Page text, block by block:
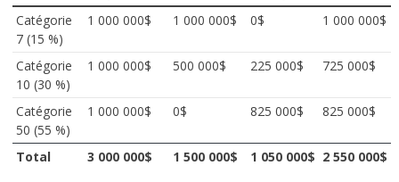
Catégorie
7 (15 %)
1 000 000$ 1 000 000$ 0$ 1 000 000$
Catégorie
10 (30 %)
1 000 000$ 500 000$ 225 000$ 725 000$
Catégorie
50 (55 %)
1 000 000$ 0$ 825 000$ 825 000$
Total 3 000 000$ 1 500 000$ 1 050 000$ 2 550 000$